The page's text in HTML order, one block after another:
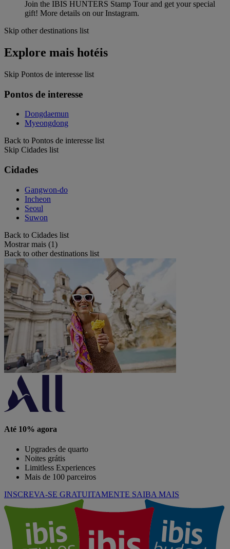
Join the IBIS HUNTERS Stamp Tour and get your special
gift! More details on our Instagram.
Skip other destinations list
Explore mais hotéis
Skip Pontos de interesse list
Pontos de interesse
Dongdaemun
Myeongdong
Back to Pontos de interesse list
Skip Cidades list
Cidades
Gangwon-do
Incheon
Seoul
Suwon
Back to Cidades list
Mostrar mais (1)
Back to other destinations list
Até 10% agora
Upgrades de quarto
Noites grátis
Limitless Experiences
Mais de 100 parceiros
INSCREVA-SE GRATUITAMENTE SAIBA MAIS